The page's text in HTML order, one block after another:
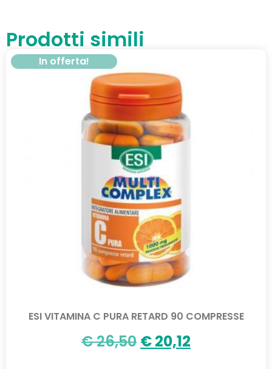
Prodotti simili
In offerta!
ESI VITAMINA C PURA RETARD 90 COMPRESSE
€26,50 €20,12